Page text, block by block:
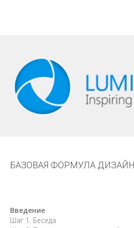
БАЗОВАЯ ФОРМУЛА
Введение
Шаг 1. Беседа